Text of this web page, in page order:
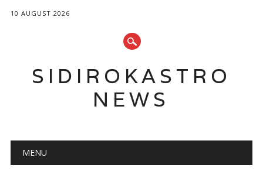
10 AUGUST 2026
SIDIROKASTRO
NEWS
Main menu
MENU